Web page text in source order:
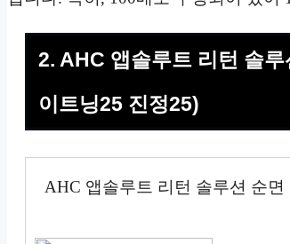
2. AHC 앱솔루트 리턴 솔
이트닝25 진정25)
AHC 앱솔루트 리턴 솔루션 순